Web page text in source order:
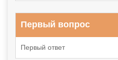
Первый вопрос
Первый ответ